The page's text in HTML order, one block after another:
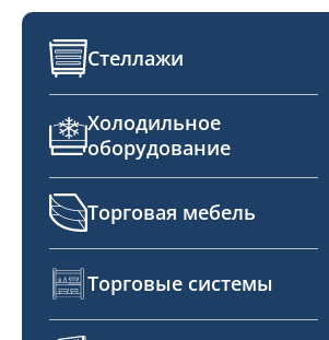
Стеллажи
Холодильное
оборудование
Торговая мебель
Торговые системы